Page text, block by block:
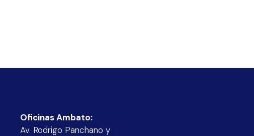
Oficinas Ambato:
Av. Rodrigo Panchano y